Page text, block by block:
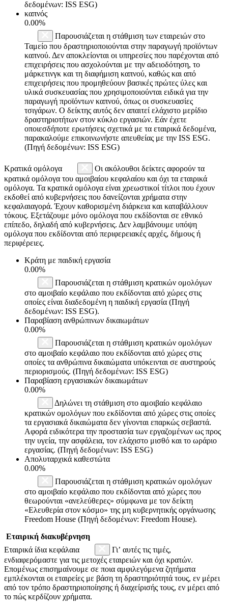
δεδομένων: ISS ESG)
καπνός
0.00%
Παρουσιάζεται η στάθμιση των εταιρειών στο
Ταμείο που δραστηριοποιούνται στην παραγωγή προϊόντων
καπνού. Δεν αποκλείονται οι υπηρεσίες που παρέχονται από
επιχειρήσεις που ασχολούνται με την αδειοδότηση, το
μάρκετινγκ και τη διαφήμιση καπνού, καθώς και από
επιχειρήσεις που προμηθεύουν βασικές πρώτες ύλες και
υλικά συσκευασίας που χρησιμοποιούνται ειδικά για την
παραγωγή προϊόντων καπνού, όπως οι συσκευασίες
τσιγάρων. Ο δείκτης αυτός δεν απαιτεί ελάχιστο μερίδιο
δραστηριοτήτων στον κύκλο εργασιών. Εάν έχετε
οποιεσδήποτε ερωτήσεις σχετικά με τα εταιρικά δεδομένα,
παρακαλούμε επικοινωνήστε απευθείας με την ISS ESG.
(Πηγή δεδομένων: ISS ESG)
Κρατικά ομόλογα
Οι ακόλουθοι δείκτες αφορούν τα
κρατικά ομόλογα του αμοιβαίου κεφαλαίου και όχι τα εταιρικά
ομόλογα. Τα κρατικά ομόλογα είναι χρεωστικοί τίτλοι που έχουν
εκδοθεί από κυβερνήσεις που δανείζονται χρήματα στην
κεφαλαιαγορά. Έχουν καθορισμένη διάρκεια και καταβάλλουν
τόκους. Εξετάζουμε μόνο ομόλογα που εκδίδονται σε εθνικό
επίπεδο, δηλαδή από κυβερνήσεις. Δεν λαμβάνουμε υπόψη
ομόλογα που εκδίδονται από περιφερειακές αρχές, δήμους ή
περιφέρειες.
Κράτη με παιδική εργασία
0.00%
Παρουσιάζεται η στάθμιση κρατικών ομολόγων
στο αμοιβαίο κεφάλαιο που εκδίδονται από χώρες στις
οποίες είναι διαδεδομένη η παιδική εργασία (Πηγή
δεδομένων: ISS ESG).
Παραβίαση ανθρώπινων δικαιωμάτων
0.00%
Παρουσιάζεται η στάθμιση κρατικών ομολόγων
στο αμοιβαίο κεφάλαιο που εκδίδονται από χώρες στις
οποίες τα ανθρώπινα δικαιώματα υπόκεινται σε αυστηρούς
περιορισμούς. (Πηγή δεδομένων: ISS ESG)
Παραβίαση εργασιακών δικαιωμάτων
0.00%
Δηλώνει τη στάθμιση στο αμοιβαίο κεφάλαιο
κρατικών ομολόγων που εκδίδονται από χώρες στις οποίες
τα εργασιακά δικαιώματα δεν γίνονται επαρκώς σεβαστά.
Αφορά ειδικότερα την προστασία των εργαζομένων ως προς
την υγεία, την ασφάλεια, τον ελάχιστο μισθό και το ωράριο
εργασίας. (Πηγή δεδομένων: ISS ESG)
Απολυταρχικά καθεστώτα
0.00%
Παρουσιάζεται η στάθμιση κρατικών ομολόγων
στο αμοιβαίο κεφάλαιο που εκδίδονται από χώρες που
θεωρούνται «ανελεύθερες» σύμφωνα με τον δείκτη
«Ελευθερία στον κόσμο» της μη κυβερνητικής οργάνωσης
Freedom House (Πηγή δεδομένων: Freedom House).
Εταιρική διακυβέρνηση
Εταιρικά ίδια κεφάλαια
Γι’ αυτές τις τιμές,
ενδιαφερόμαστε για τις μετοχές εταιρειών και όχι κρατών.
Επομένως επισημαίνουμε σε ποια αμφιλεγόμενα ζητήματα
εμπλέκονται οι εταιρείες με βάση τη δραστηριότητά τους, εν μέρει
από τον τρόπο δραστηριοποίησης ή διαχείρισής τους, εν μέρει από
το πώς κερδίζουν χρήματα.